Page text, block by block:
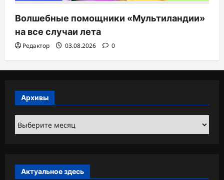
Волшебные помощники «Мультиландии»
на все случаи лета
Редактор 03.08.2026 0
Архивы
Архивы
Актуальное здесь